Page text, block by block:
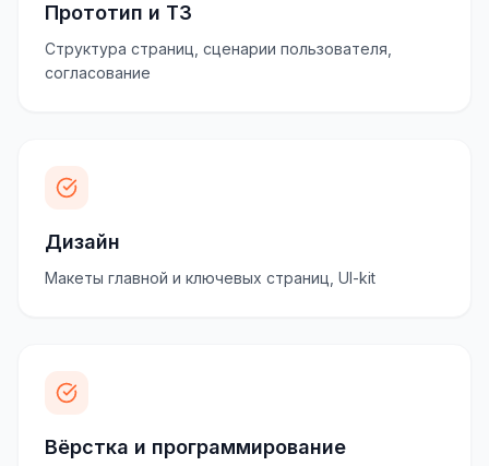
Прототип и ТЗ
Структура страниц, сценарии пользователя,
согласование
Дизайн
Макеты главной и ключевых страниц, UI-kit
Вёрстка и программирование